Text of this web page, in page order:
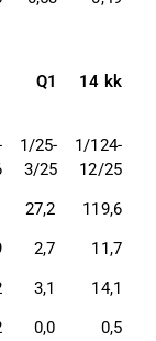
Q1 14 kk
1/25-
3/25
1/124-
12/25
27,2
119,6
2,7
11,7
3,1
14,1
0,0
0,5